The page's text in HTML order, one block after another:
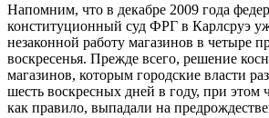
Напомним, что в декабре 2009 года
конституционный суд ФРГ в Карлсруэ
незаконной работу магазинов в четыре
воскресенья. Прежде всего, решение
магазинов, которым городские власти
шесть воскресных дней в году, при этом
как правило, выпадали на